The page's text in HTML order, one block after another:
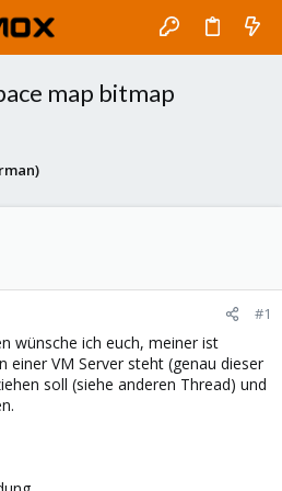
map bitmap
#1
wünsche ich euch, meiner ist
einer VM Server steht (genau dieser
soll (siehe anderen Thread) und